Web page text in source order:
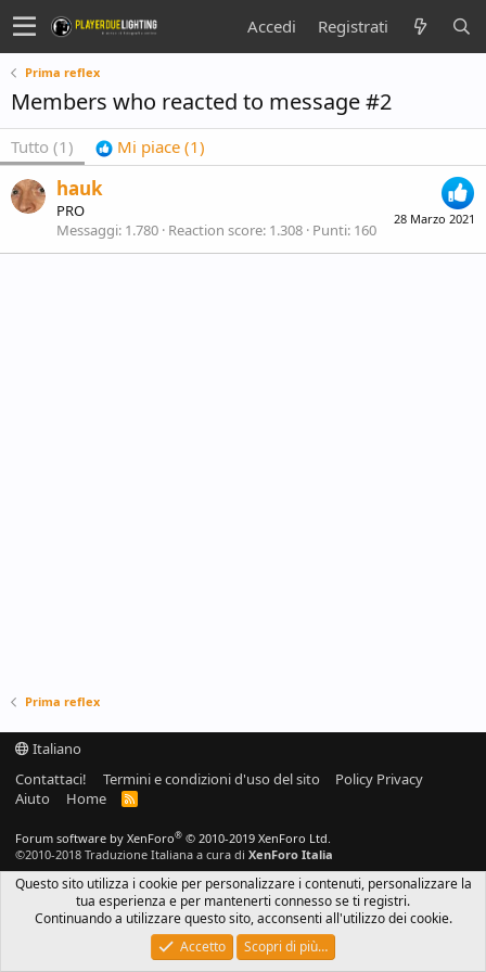
Accedi Registrati
Prima reflex
Members who reacted to message #2
Tutto (1) Mi piace (1)
28 Marzo 2021
hauk
PRO
Messaggi 1.780 Reaction score 1.308 Punti 160
Prima reflex
Italiano
Contattaci!
Termini e condizioni d'uso del sito
Policy Privacy
Aiuto
Home
R
Forum software by XenForo® © 2010-2019 XenForo Ltd.
©2010-2018 Traduzione Italiana a cura di XenForo Italia
Questo sito utilizza i cookie per personalizzare i contenuti, personalizzare la
tua esperienza e per mantenerti connesso se ti registri.
Continuando a utilizzare questo sito, acconsenti all'utilizzo dei cookie.
Accetto
Scopri di più…